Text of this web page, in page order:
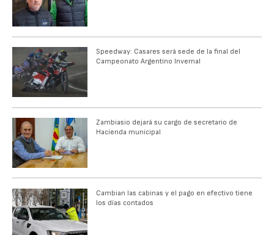
Speedway: Casares será sede de la final del
Campeonato Argentino Invernal
Zambiasio dejará su cargo de secretario de
Hacienda municipal
Cambian las cabinas y el pago en efectivo tiene
los días contados